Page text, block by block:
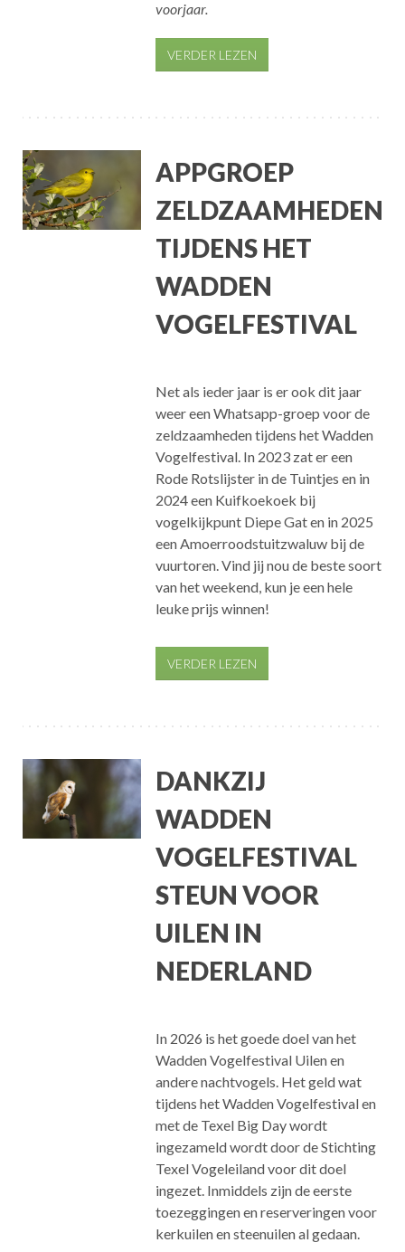
voorjaar.
VERDER LEZEN
APPGROEP
ZELDZAAMHEDEN
TIJDENS HET
WADDEN
VOGELFESTIVAL
Net als ieder jaar is er ook dit jaar
weer een Whatsapp-groep voor de
zeldzaamheden tijdens het Wadden
Vogelfestival. In 2023 zat er een
Rode Rotslijster in de Tuintjes en in
2024 een Kuifkoekoek bij
vogelkijkpunt Diepe Gat en in 2025
een Amoerroodstuitzwaluw bij de
vuurtoren. Vind jij nou de beste soort
van het weekend, kun je een hele
leuke prijs winnen!
VERDER LEZEN
DANKZIJ
WADDEN
VOGELFESTIVAL
STEUN VOOR
UILEN IN
NEDERLAND
In 2026 is het goede doel van het
Wadden Vogelfestival Uilen en
andere nachtvogels. Het geld wat
tijdens het Wadden Vogelfestival en
met de Texel Big Day wordt
ingezameld wordt door de Stichting
Texel Vogeleiland voor dit doel
ingezet. Inmiddels zijn de eerste
toezeggingen en reserveringen voor
kerkuilen en steenuilen al gedaan.